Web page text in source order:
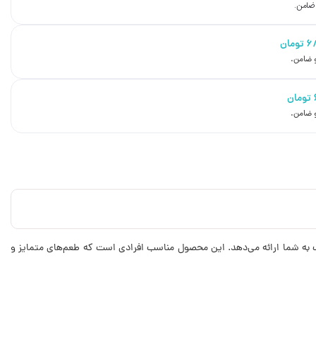
تومان
تومان
به شما ارائه می‌دهد. این محصول مناسب افرادی است که طعم‌های متمایز و